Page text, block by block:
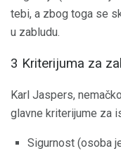
tebi, a zbog toga se
u zabludu.
3 Kriterijuma za
Karl Jaspers,
glavne kriterijume za
Sigurnost (osoba